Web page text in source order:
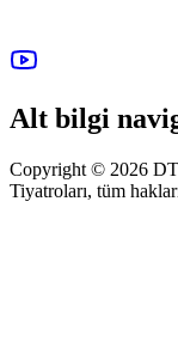
Alt bilgi
Copyright © 2026 DT
Tiyatroları, tüm